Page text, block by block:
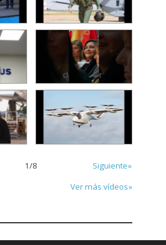
1/8
Siguiente»
Ver más vídeos»